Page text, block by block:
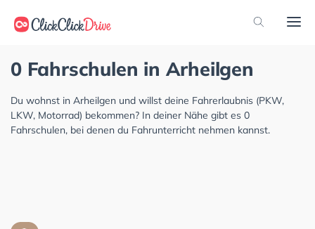
0 Fahrschulen in Arheilgen
Du wohnst in Arheilgen und willst deine Fahrerlaubnis (PKW,
LKW, Motorrad) bekommen? In deiner Nähe gibt es 0
Fahrschulen, bei denen du Fahrunterricht nehmen kannst.